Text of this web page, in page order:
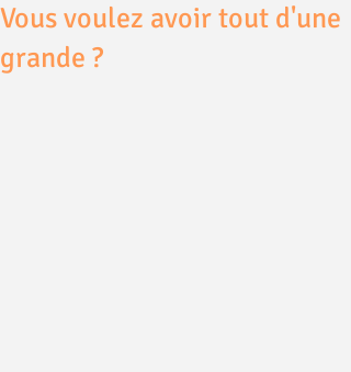
Vous voulez avoir tout d'une
grande ?